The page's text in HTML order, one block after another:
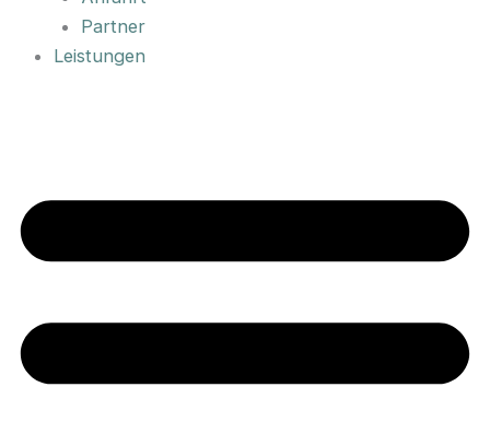
Partner
Leistungen